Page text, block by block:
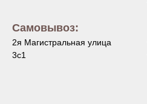
Самовывоз:
2я Магистральная улица
3с1